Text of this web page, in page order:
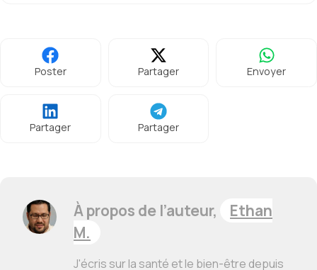
Poster Partager Envoyer
Partager Partager
À propos de l’auteur,
Ethan
M.
J'écris sur la santé et le bien-être depuis